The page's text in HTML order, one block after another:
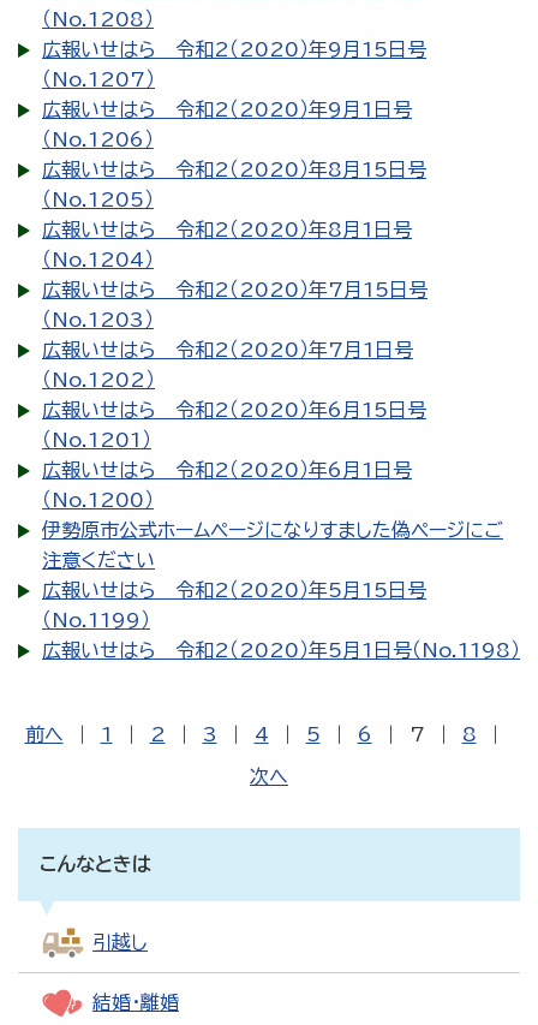
（No.1208）
広報いせはら 令和2（2020）年9月15日号
（No.1207）
広報いせはら 令和2（2020）年9月1日号
（No.1206）
広報いせはら 令和2（2020）年8月15日号
（No.1205）
広報いせはら 令和2（2020）年8月1日号
（No.1204）
広報いせはら 令和2（2020）年7月15日号
（No.1203）
広報いせはら 令和2（2020）年7月1日号
（No.1202）
広報いせはら 令和2（2020）年6月15日号
（No.1201）
広報いせはら 令和2（2020）年6月1日号
（No.1200）
伊勢原市公式ホームページになりすました偽ページにご
注意ください
広報いせはら 令和2（2020）年5月15日号
（No.1199）
広報いせはら 令和2（2020）年5月1日号（No.1198）
前へ 1 2 3 4 5 6 7 8
次へ
こんなときは
引越し
結婚・離婚